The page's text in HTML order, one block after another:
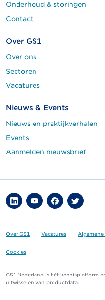
Onderhoud & storingen
Contact
Over GS1
Over ons
Sectoren
Vacatures
Nieuws & Events
Nieuws en praktijkverhalen
Events
Aanmelden nieuwsbrief
Over GS1 Vacatures
Cookies
GS1 Nederland is hét kennisplatform
uitwisselen van productdata.